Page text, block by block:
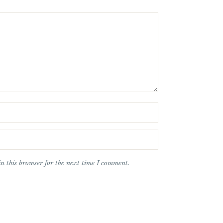
this browser for the next time I comment.